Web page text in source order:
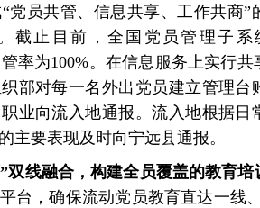
党员共管、信息共享、工作共商”
截止目前，全国党员管理子
率为100%。在信息服务上实行
部对每一名外出党员建立管理台
业向流入地通报。流入地根据日
主要表现及时向宁远县通报。
双线融合，构建全员覆盖的教育培
台，确保流动党员教育直达一线